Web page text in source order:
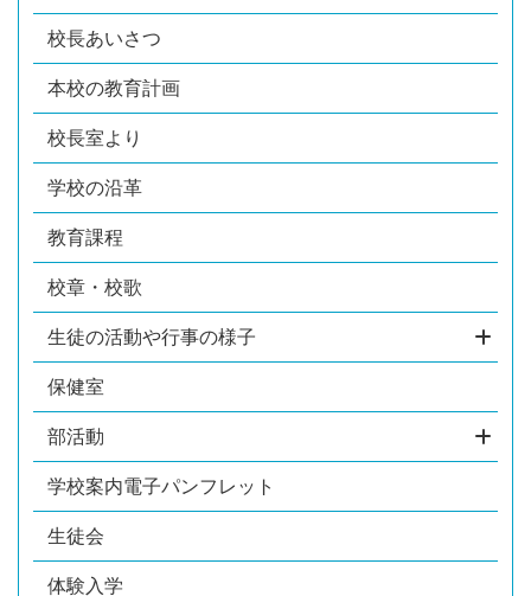
校長あいさつ
本校の教育計画
校長室より
学校の沿革
教育課程
校章・校歌
生徒の活動や行事の様子
保健室
部活動
学校案内電子パンフレット
生徒会
体験入学